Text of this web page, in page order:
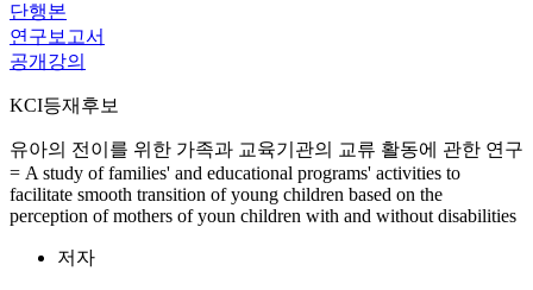
단행본
연구보고서
공개강의
KCI등재후보
유아의 전이를 위한 가족과 교육기관의 교류 활동에 관한 연구
= A study of families' and educational programs' activities to
facilitate smooth transition of young children based on the
perception of mothers of youn children with and without disabilities
저자